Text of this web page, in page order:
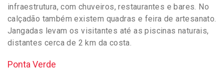
infraestrutura, com chuveiros, restaurantes e bares. No
calçadão também existem quadras e feira de artesanato.
Jangadas levam os visitantes até as piscinas naturais,
distantes cerca de 2 km da costa.
Ponta Verde